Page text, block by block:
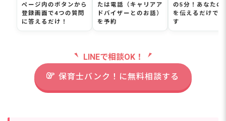
ページ内のボタンから
登録画面で4つの質問
に答えるだけ！
たは電話（キャリアア
ドバイザーとのお話）
を予約
の5分！あなたの
を伝えるだけで
す
LINEで相談OK！
保育士バンク！に無料相談する